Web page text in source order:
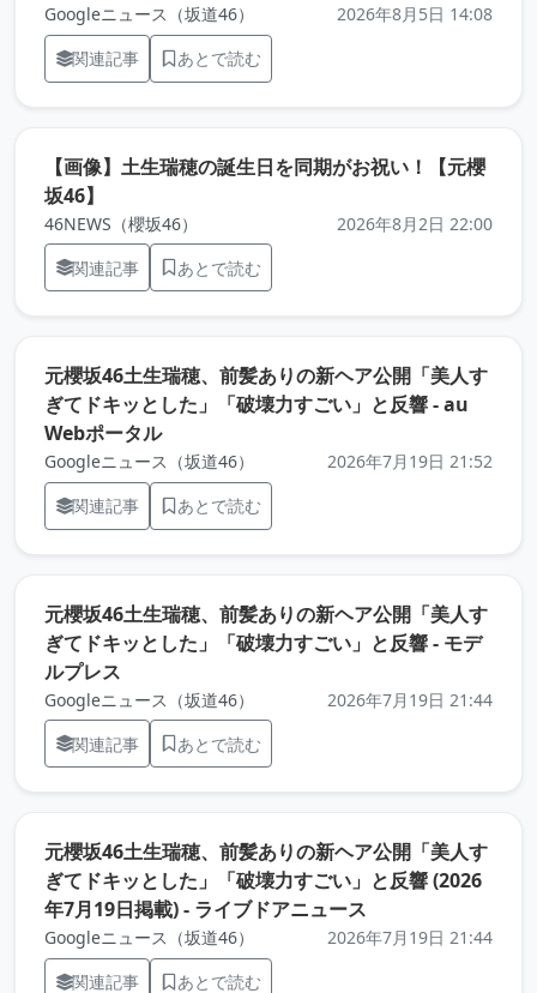
Googleニュース（坂道46）
2026年8月5日 14:08
関連記事
あとで読む
【画像】土生瑞穂の誕生日を同期がお祝い！【元櫻
坂46】
46NEWS（櫻坂46）
2026年8月2日 22:00
関連記事
あとで読む
元櫻坂46土生瑞穂、前髪ありの新ヘア公開「美人す
ぎてドキッとした」「破壊力すごい」と反響 - au
Webポータル（元記事を新しいタブで開きます）
Googleニュース（坂道46）
2026年7月19日 21:52
関連記事
あとで読む
元櫻坂46土生瑞穂、前髪ありの新ヘア公開「美人す
ぎてドキッとした」「破壊力すごい」と反響 - モデ
ルプレス
Googleニュース（坂道46）
2026年7月19日 21:44
関連記事
あとで読む
元櫻坂46土生瑞穂、前髪ありの新ヘア公開「美人す
ぎてドキッとした」「破壊力すごい」と反響 (2026
年7月19日掲載) - ライブドアニュース
Googleニュース（坂道46）
2026年7月19日 21:44
関連記事
あとで読む